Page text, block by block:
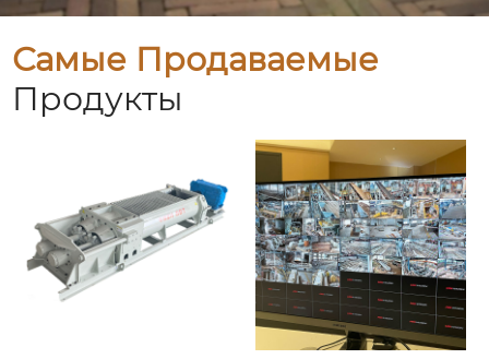
Самые Продаваемые
Продукты